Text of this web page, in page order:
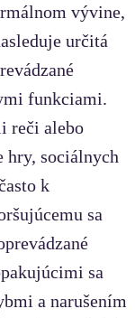
vývine,
určitá
funkciami.
reči alebo
hry, sociálnych
k
sa
sa
a narušením